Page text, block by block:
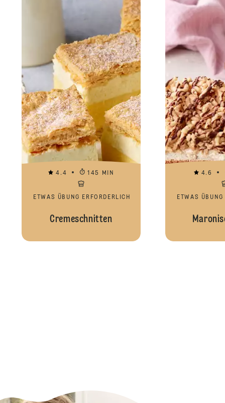
4.4 145 MIN
ETWAS ÜBUNG ERFORDERLICH
Cremeschnitten
4.6
ETWAS